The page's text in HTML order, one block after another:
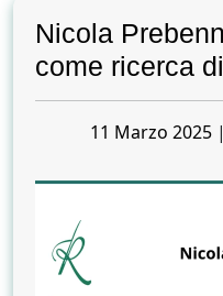
Nicola
come ricerca
Posted
11 Marzo 2025 |